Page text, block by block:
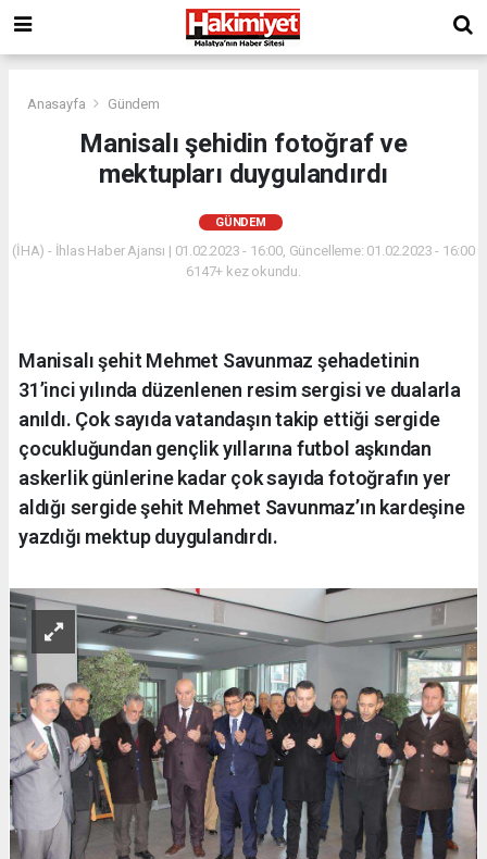
Anasayfa Gündem
Manisalı şehidin fotoğraf ve
mektupları duygulandırdı
GÜNDEM
(İHA) - İhlas Haber Ajansı | 01.02.2023 - 16:00, Güncelleme: 01.02.2023 - 16:00
6147+ kez okundu.
Manisalı şehit Mehmet Savunmaz şehadetinin
31’inci yılında düzenlenen resim sergisi ve dualarla
anıldı. Çok sayıda vatandaşın takip ettiği sergide
çocukluğundan gençlik yıllarına futbol aşkından
askerlik günlerine kadar çok sayıda fotoğrafın yer
aldığı sergide şehit Mehmet Savunmaz’ın kardeşine
yazdığı mektup duygulandırdı.